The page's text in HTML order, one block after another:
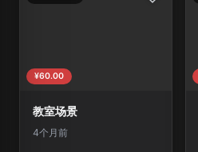
¥60.00
教室场景
4个月前